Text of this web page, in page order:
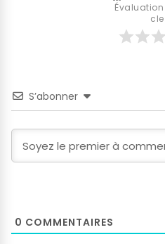
cle
S’abonner
0 COMMENTAIRES